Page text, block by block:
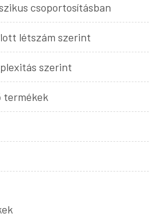
csoportosításban
létszám szerint
szerint
termékek